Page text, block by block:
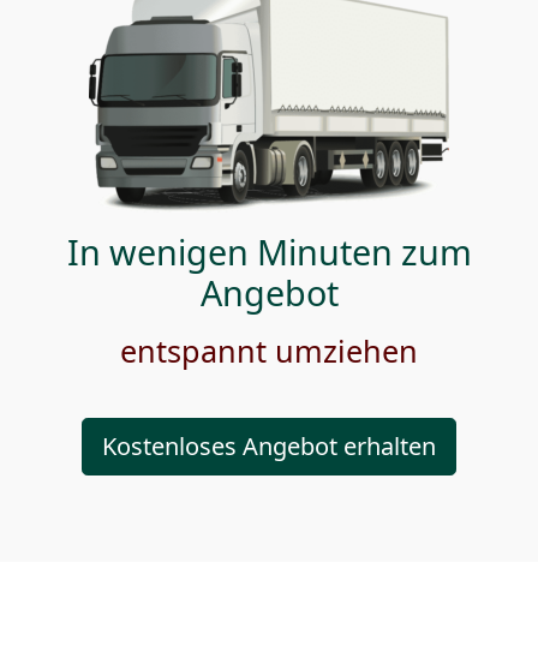
In wenigen Minuten zum
Angebot
entspannt umziehen
Kostenloses Angebot erhalten